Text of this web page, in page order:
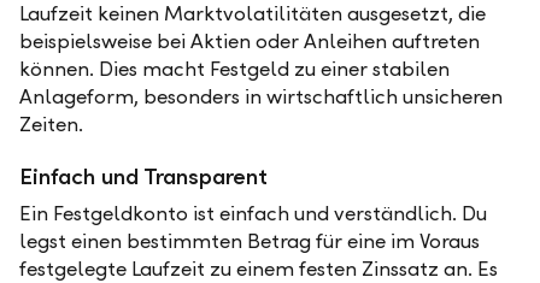
Laufzeit keinen Marktvolatilitäten ausgesetzt, die
beispielsweise bei Aktien oder Anleihen auftreten
können. Dies macht Festgeld zu einer stabilen
Anlageform, besonders in wirtschaftlich unsicheren
Zeiten.
Einfach und Transparent
Ein Festgeldkonto ist einfach und verständlich. Du
legst einen bestimmten Betrag für eine im Voraus
festgelegte Laufzeit zu einem festen Zinssatz an. Es